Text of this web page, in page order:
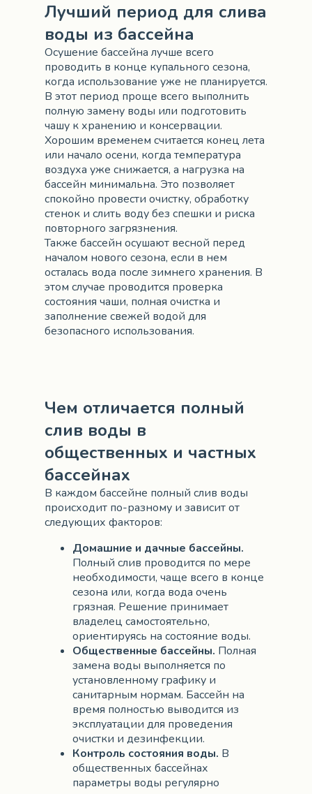
Лучший период для слива
воды из бассейна
Осушение бассейна лучше всего
проводить в конце купального сезона,
когда использование уже не планируется.
В этот период проще всего выполнить
полную замену воды или подготовить
чашу к хранению и консервации.
Хорошим временем считается конец лета
или начало осени, когда температура
воздуха уже снижается, а нагрузка на
бассейн минимальна. Это позволяет
спокойно провести очистку, обработку
стенок и слить воду без спешки и риска
повторного загрязнения.
Также бассейн осушают весной перед
началом нового сезона, если в нем
осталась вода после зимнего хранения. В
этом случае проводится проверка
состояния чаши, полная очистка и
заполнение свежей водой для
безопасного использования.
Чем отличается полный
слив воды в
общественных и частных
бассейнах
В каждом бассейне полный слив воды
происходит по-разному и зависит от
следующих факторов:
Домашние и дачные бассейны.
Полный слив проводится по мере
необходимости, чаще всего в конце
сезона или, когда вода очень
грязная. Решение принимает
владелец самостоятельно,
ориентируясь на состояние воды.
Общественные бассейны. Полная
замена воды выполняется по
установленному графику и
санитарным нормам. Бассейн на
время полностью выводится из
эксплуатации для проведения
очистки и дезинфекции.
Контроль состояния воды. В
общественных бассейнах
параметры воды регулярно